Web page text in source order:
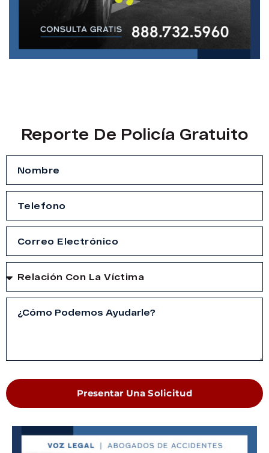
Reporte De Policía Gratuito
Presentar Una Solicitud